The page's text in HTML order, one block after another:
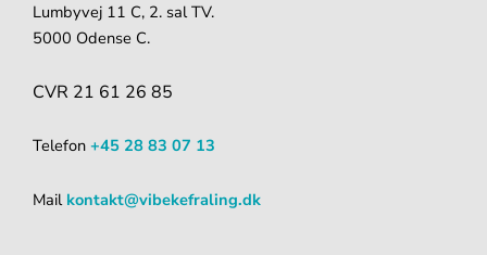
Lumbyvej 11 C, 2. sal TV.
5000 Odense C.
CVR 21 61 26 85
Telefon +45 28 83 07 13
Mailkontakt@vibekefraling.dk